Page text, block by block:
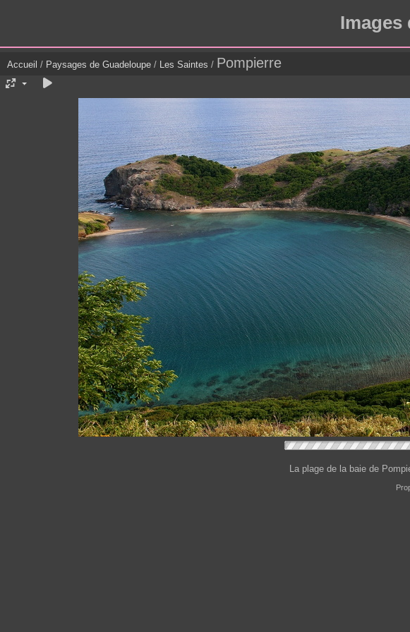
Images
Accueil / Paysages de Guadeloupe / Les Saintes / Pompierre
La plage de la baie de